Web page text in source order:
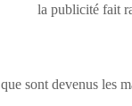
la publicité fait
que sont devenus les